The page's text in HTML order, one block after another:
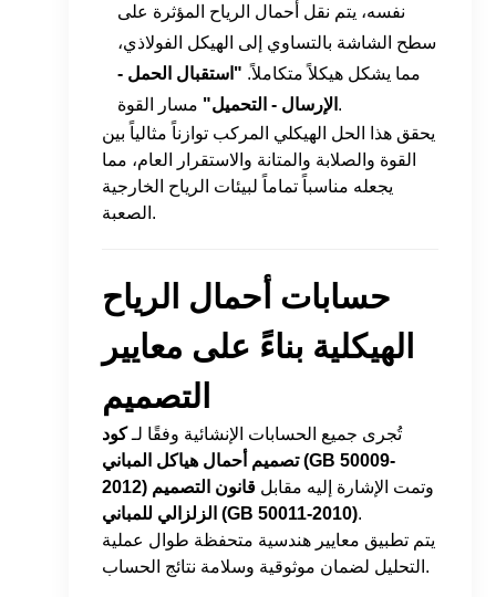
نفسه، يتم نقل أحمال الرياح المؤثرة على
سطح الشاشة بالتساوي إلى الهيكل الفولاذي،
مما يشكل هيكلاً متكاملاً. "استقبال الحمل -
الإرسال - التحميل" مسار القوة.
يحقق هذا الحل الهيكلي المركب توازناً مثالياً بين
القوة والصلابة والمتانة والاستقرار العام، مما
يجعله مناسباً تماماً لبيئات الرياح الخارجية
الصعبة.
حسابات أحمال الرياح
الهيكلية بناءً على معايير
التصميم
تُجرى جميع الحسابات الإنشائية وفقًا لـكود
تصميم أحمال هياكل المباني (GB 50009-
2012)
وتمت الإشارة إليه مقابل قانون التصميم
الزلزالي للمباني (GB 50011-2010).
يتم تطبيق معايير هندسية متحفظة طوال عملية
التحليل لضمان موثوقية وسلامة نتائج الحساب.